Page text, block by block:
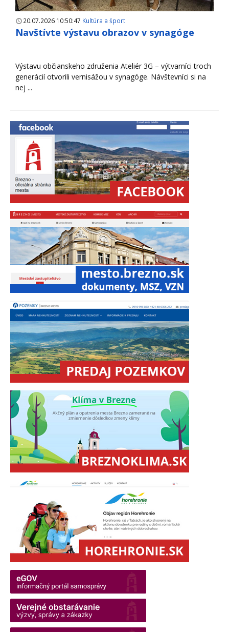
20.07.2026 10:50:47 Kultúra a šport
Navštívte výstavu obrazov v synagóge
Výstavu občianskeho združenia Ateliér 3G – výtvarníci troch
generácií otvorili vernisážou v synagóge. Návštevníci si na
nej ...